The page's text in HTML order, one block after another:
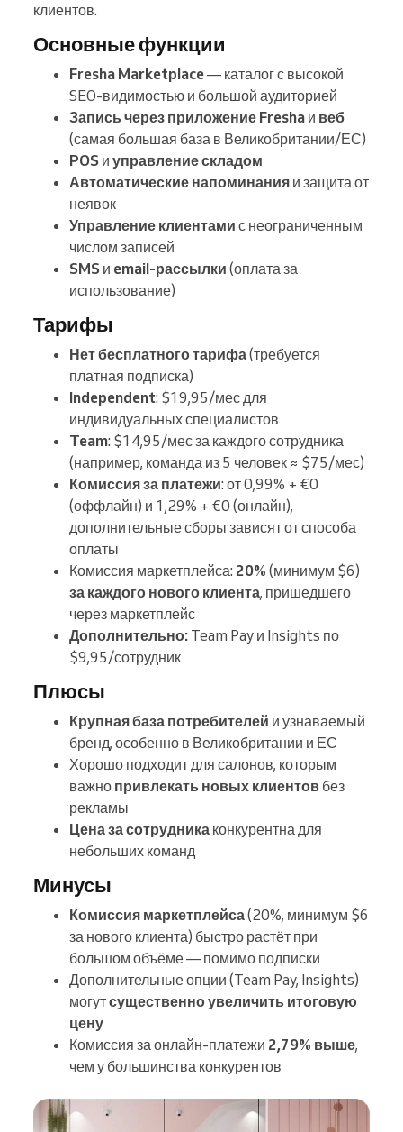
клиентов.
Основные функции
Fresha Marketplace— каталог с высокой
SEO-видимостью и большой аудиторией
Запись через приложение Fresha и веб
(самая большая база в Великобритании/ЕС)
POS и управление складом
Автоматические напоминания и защита от
неявок
Управление клиентами с неограниченным
числом записей
SMS и email-рассылки (оплата за
использование)
Тарифы
Нет бесплатного тарифа(требуется
платная подписка)
Independent: $19,95/мес для
индивидуальных специалистов
Team: $14,95/мес за каждого сотрудника
(например, команда из 5 человек ≈ $75/мес)
Комиссия за платежи: от 0,99% + €0
(оффлайн) и 1,29% + €0 (онлайн),
дополнительные сборы зависят от способа
оплаты
Комиссия маркетплейса: 20% (минимум $6)
за каждого нового клиента, пришедшего
через маркетплейс
Дополнительно: Team Pay и Insights по
$9,95/сотрудник
Плюсы
Крупная база потребителей и узнаваемый
бренд, особенно в Великобритании и ЕС
Хорошо подходит для салонов, которым
важно привлекать новых клиентов без
рекламы
Цена за сотрудника конкурентна для
небольших команд
Минусы
Комиссия маркетплейса(20%, минимум $6
за нового клиента) быстро растёт при
большом объёме — помимо подписки
Дополнительные опции (Team Pay, Insights)
могутсущественно увеличить итоговую
цену
Комиссия за онлайн-платежи 2,79% выше,
чем у большинства конкурентов